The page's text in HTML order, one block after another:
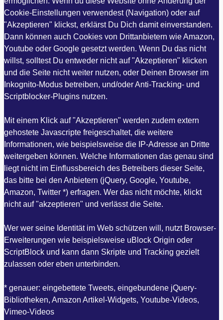
Cookie-Einstellungen verwendest (Navigation) oder auf
"Akzeptieren" klickst, erklärst Du Dich damit einverstanden.
Dann können auch Cookies von Drittanbietern wie Amazon,
Youtube oder Google gesetzt werden. Wenn Du das nicht
willst, solltest Du entweder nicht auf "Akzeptieren" klicken
und die Seite nicht weiter nutzen, oder Deinen Browser im
Inkognito-Modus betreiben, und/oder Anti-Tracking- und
Scriptblocker-Plugins nutzen.
Mit einem Klick auf "Akzeptieren" werden zudem extern
gehostete Javascripte freigeschaltet, die weitere
Informationen, wie beispielsweise die IP-Adresse an Dritte
weitergeben können. Welche Informationen das genau sind
liegt nicht im Einflussbereich des Betreibers dieser Seite,
das bitte bei den Anbietern (jQuery, Google, Youtube,
Amazon, Twitter *) erfragen. Wer das nicht möchte, klickt
nicht auf "akzeptieren" und verlässt die Seite.
Wer wer seine Identität im Web schützen will, nutzt Browser-
Erweiterungen wie beispielsweise uBlock Origin oder
ScriptBlock und kann dann Skripte und Tracking gezielt
zulassen oder eben unterbinden.
* genauer: eingebettete Tweets, eingebundene jQuery-
Bibliotheken, Amazon Artikel-Widgets, Youtube-Videos,
Vimeo-Videos